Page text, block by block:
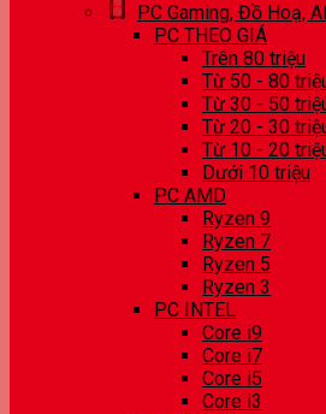
PC Gaming, Đồ Hoạ, AI
PC THEO GIÁ
Trên 80 triệu
Từ 50 - 80
Từ 30 - 50
Từ 20 - 30
Từ 10 - 20
Dưới 10 triệu
PC AMD
Ryzen 9
Ryzen 7
Ryzen 5
Ryzen 3
PC INTEL
Core i9
Core i7
Core i5
Core i3